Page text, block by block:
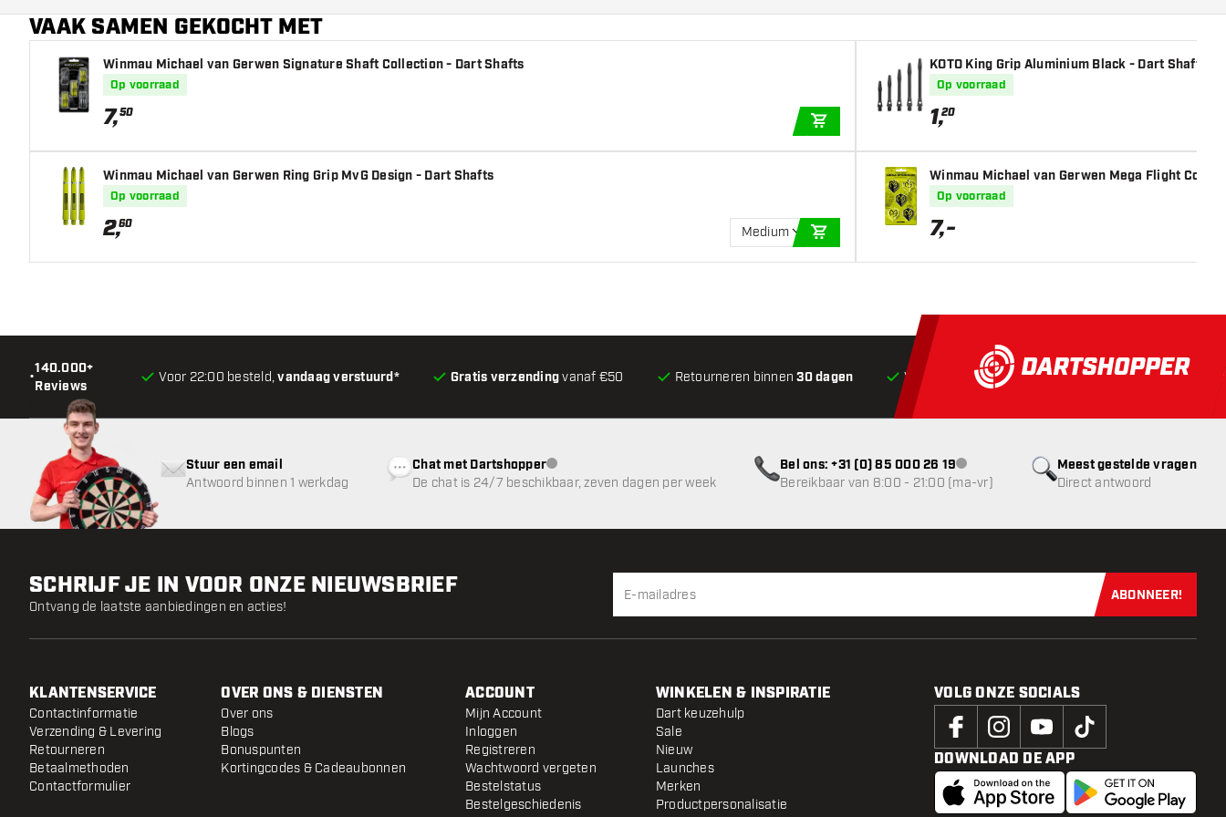
Hoofdkleur
VAAK SAMEN GEKOCHT MET
Winmau Michael van Gerwen Signature Shaft Collection - Dart Shafts
Op voorraad
7,50
Winmau Michael van Gerwen Ring Grip MvG Design - Dart Shafts
Op voorraad
2,60
Medium
KOTO King Grip Aluminium Black - Dart Shafts
Op voorraad
1,20
Winmau Michael van Gerwen Mega Flight
Op voorraad
7,-
•
140.000+
Reviews
Voor 22:00 besteld,vandaag verstuurd* Gratis verzendingvanaf €50 Retourneren binnen30 dagen Voor 22:00 besteld,vandaag verstuurd*
Meest gestelde vragen
Direct antwoord
Stuur een email
Antwoord binnen 1 werkdag
Chat met Dartshopperklantenservice niet beschikbaar
De chat is 24/7 beschikbaar, zeven dagen per week
Bel ons: +31 (0) 85 000 26 19klantenservice niet beschikbaar
Bereikbaar van 8:00 - 21:00 (ma-vr)
SCHRIJF JE IN VOOR ONZE NIEUWSBRIEF
Ontvang de laatste aanbiedingen en acties!
Schrijf je
ABONNEER!
KLANTENSERVICE
Contactinformatie
Verzending & Levering
Retourneren
Betaalmethoden
Contactformulier
OVER ONS & DIENSTEN
Over ons
Blogs
Bonuspunten
Kortingcodes & Cadeaubonnen
ACCOUNT
Mijn Account
Inloggen
Registreren
Wachtwoord vergeten
Bestelstatus
Bestelgeschiedenis
WINKELEN & INSPIRATIE
Dart keuzehulp
Sale
Nieuw
Launches
Merken
Productpersonalisatie
VOLG ONZE SOCIALS
DOWNLOAD DE APP